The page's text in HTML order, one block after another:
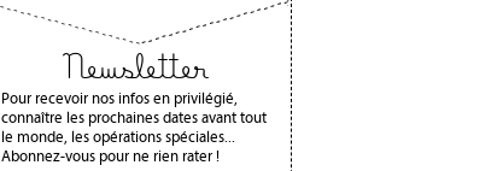
Newsletter
Pour recevoir nos infos en privilégié,
connaître les prochaines dates avant tout
le monde, les opérations spéciales...
Abonnez-vous pour ne rien rater !